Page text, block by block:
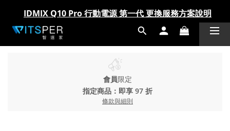
IDMIX Q10 Pro 行動電源 第一代 更換服務方案說明
爸氣科技禮物節!精選科技好物5折起 >> 馬上選購
IDMIX Q10 Pro 行動電源 第一代 更換服務方案說明
爸氣科技禮物節!精選科技好物5折起 >> 馬上選購
會員限定
指定商品：即享 97 折
條款與細則